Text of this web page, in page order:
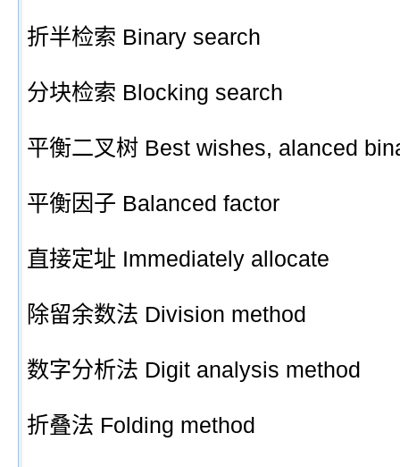
折半检索 Binary search
分块检索 Blocking search
平衡二叉树 Best wishes, alanced
平衡因子 Balanced factor
直接定址 Immediately allocate
除留余数法 Division method
数字分析法 Digit analysis method
折叠法 Folding method